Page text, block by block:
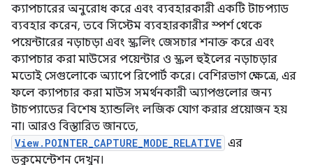
ক্যাপচারের অনুরোধ করে এবং ব্যবহারকারী একটি টাচপ্যাড
ব্যবহার করেন, তবে সিস্টেম ব্যবহারকারীর স্পর্শ থেকে
পয়েন্টারের নড়াচড়া এবং স্ক্রলিং জেসচার শনাক্ত করে এবং
ক্যাপচার করা মাউসের পয়েন্টার ও স্ক্রল হুইলের নড়াচড়ার
মতোই সেগুলোকে অ্যাপে রিপোর্ট করে। বেশিরভাগ ক্ষেত্রে, এর
ফলে ক্যাপচার করা মাউস সমর্থনকারী অ্যাপগুলোর জন্য
টাচপ্যাডের বিশেষ হ্যান্ডলিং লজিক যোগ করার প্রয়োজন হয়
না। আরও বিস্তারিত জানতে,
View.POINTER_CAPTURE_MODE_RELATIVE এর
ডকুমেন্টেশন দেখুন।